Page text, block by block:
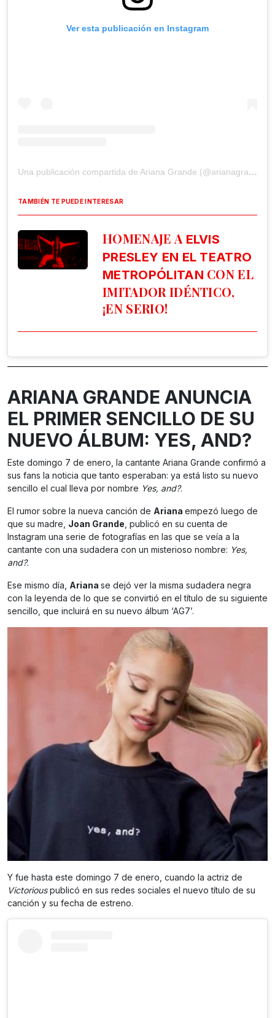
Ver esta publicación en Instagram
Una publicación compartida de Ariana Grande (@arianagrande)
TAMBIÉN TE PUEDE INTERESAR
HOMENAJE A ELVIS
PRESLEY EN EL TEATRO
METROPÓLITAN CON EL
IMITADOR IDÉNTICO,
¡EN SERIO!
ARIANA GRANDE ANUNCIA
EL PRIMER SENCILLO DE SU
NUEVO ÁLBUM: YES, AND?
Este domingo 7 de enero, la cantante Ariana Grande confirmó a
sus fans la noticia que tanto esperaban: ya está listo su nuevo
sencillo el cual lleva por nombre Yes, and?.
El rumor sobre la nueva canción de Ariana empezó luego de
que su madre, Joan Grande , publicó en su cuenta de
Instagram una serie de fotografías en las que se veía a la
cantante con una sudadera con un misterioso nombre: Yes,
and?.
Ese mismo día, Ariana se dejó ver la misma sudadera negra
con la leyenda de lo que se convirtió en el título de su siguiente
sencillo, que incluirá en su nuevo álbum ‘AG7’.
Y fue hasta este domingo 7 de enero, cuando la actriz de
Victoriouspublicó en sus redes sociales el nuevo título de su
canción y su fecha de estreno.